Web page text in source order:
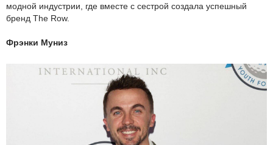
модной индустрии, где вместе с сестрой создала успешный
бренд The Row.
Фрэнки Муниз